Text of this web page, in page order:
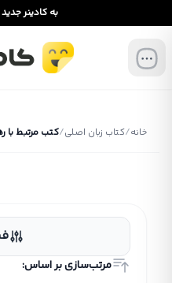
به کادینر
خانه/کتاب زبان اصلی/کتب مرتبط با
مرتب‌سازی بر اساس: